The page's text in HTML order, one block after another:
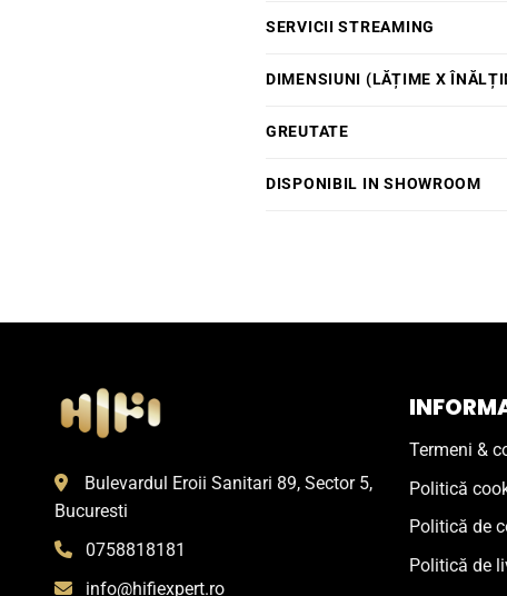
SERVICII STREAMING
DIMENSIUNI (LĂȚIME X
GREUTATE
DISPONIBIL IN SHOWROOM
Bulevardul Eroii Sanitari 89, Sector 5,
Bucuresti
0758818181
info@hifiexpert.ro
Termeni &
Politică
Politică de
Politică de